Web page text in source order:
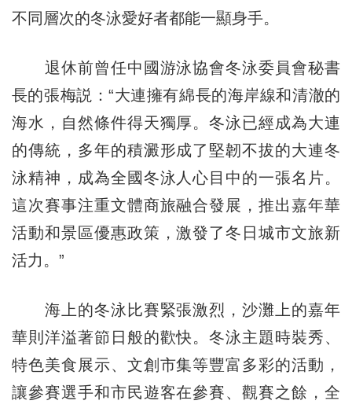
不同層次的冬泳愛好者都能一顯身手。
退休前曾任中國游泳協會冬泳委員會秘書
長的張梅説：“大連擁有綿長的海岸線和清澈的
海水，自然條件得天獨厚。冬泳已經成為大連
的傳統，多年的積澱形成了堅韌不拔的大連冬
泳精神，成為全國冬泳人心目中的一張名片。
這次賽事注重文體商旅融合發展，推出嘉年華
活動和景區優惠政策，激發了冬日城市文旅新
活力。”
海上的冬泳比賽緊張激烈，沙灘上的嘉年
華則洋溢著節日般的歡快。冬泳主題時裝秀、
特色美食展示、文創市集等豐富多彩的活動，
讓參賽選手和市民遊客在參賽、觀賽之餘，全